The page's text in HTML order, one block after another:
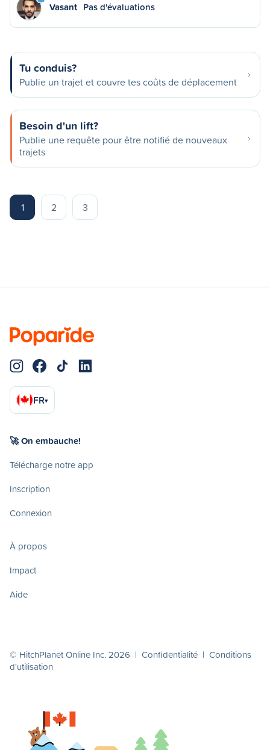
Vasant Pas d'évaluations
Tu conduis?
Publie un trajet et couvre tes coûts de déplacement
Besoin d'un lift?
Publie une requête pour être notifié de nouveaux
trajets
1 2 3
FR▾
🚀 On embauche!
Télécharge notre app
Inscription
Connexion
À propos
Impact
Aide
© HitchPlanet Online Inc. 2026 | Confidentialité | Conditions
d'utilisation